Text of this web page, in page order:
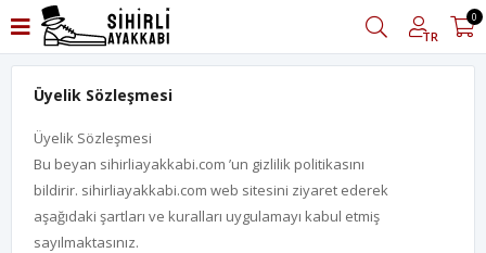
TR
0
Üyelik Sözleşmesi
Üyelik Sözleşmesi
Bu beyan sihirliayakkabi.com ’un gizlilik politikasını
bildirir. sihirliayakkabi.com web sitesini ziyaret ederek
aşağıdaki şartları ve kuralları uygulamayı kabul etmiş
sayılmaktasınız.